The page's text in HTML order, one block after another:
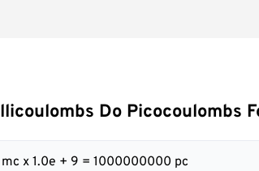
Do Picocoulombs
mc x 1.0e + 9 = 1000000000 pc